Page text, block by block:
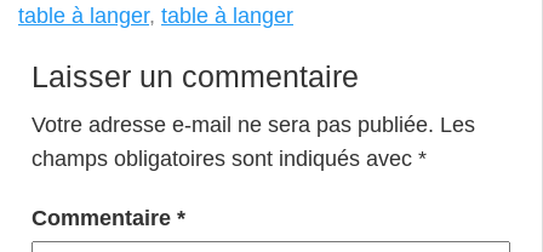
table à langer, table à langer
Laisser un commentaire
Votre adresse e-mail ne sera pas publiée. Les
champs obligatoires sont indiqués avec *
Commentaire *